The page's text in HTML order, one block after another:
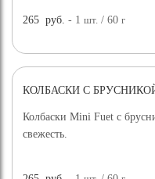
265 руб. - 1шт. / 60г
КОЛБАСКИ С БРУСНИКОЙ
Колбаски Mini Fuet с
свежесть.